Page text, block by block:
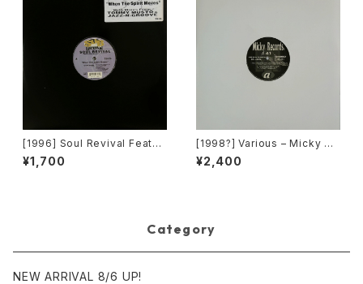
[1996] Soul Revival Featuri
ng Capathia Jenkins – Whe
n The Spirit Moves [Sub-U
¥1,700
[1998?] Various – Micky Re
cords Vol.41 [Micky Recor
ds.][PROMO]
¥2,400
Category
NEW ARRIVAL 8/6 UP!